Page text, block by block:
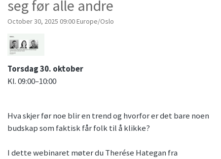
seg før alle andre
October 30, 2025 09:00 Europe/Oslo
Torsdag 30. oktober
Kl. 09:00–10:00
Hva skjer før noe blir en trend og hvorfor er det bare noen
budskap som faktisk får folk til å klikke?
I dette webinaret møter du Therése Hategan fra